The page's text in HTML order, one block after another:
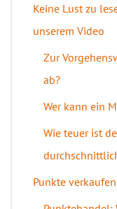
Keine Lust zu
unserem Video
Zur
ab?
Wer kann ein
Wie teuer ist
Punkte